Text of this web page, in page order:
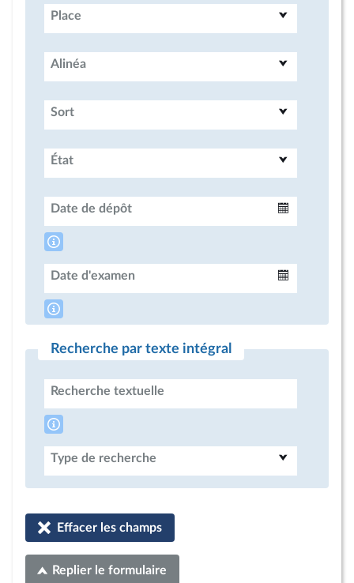
Place
Alinéa
Sort
État
Date de dépôt
Date d'examen
Recherche par texte intégral
Recherche textuelle
Type de recherche
Effacer les champs
Replier le formulaire